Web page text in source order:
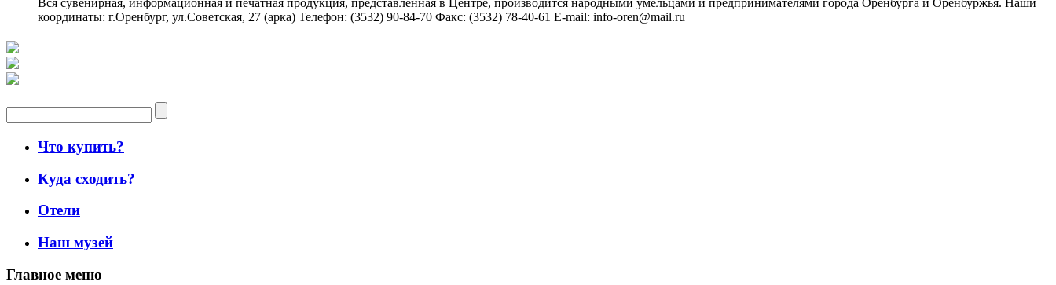
координаты: г.Оренбург, ул.Советская, 27 (арка) Телефон: (3532) 90-84-70 Факс: (3532) 78-40-61 E-mail: info-oren@mail.ru
Что купить?
Куда сходить?
Отели
Наш музей
Главное меню